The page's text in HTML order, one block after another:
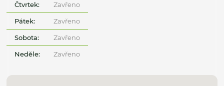
Čtvrtek: Zavřeno
Pátek: Zavřeno
Sobota: Zavřeno
Neděle: Zavřeno